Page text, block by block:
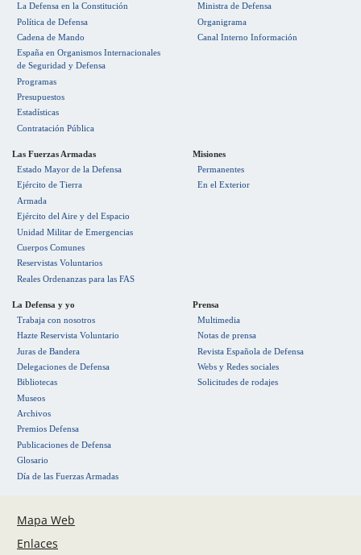
La Defensa en la Constitución
Política de Defensa
Cadena de Mando
España en Organismos Internacionales
de Seguridad y Defensa
Programas
Presupuestos
Estadísticas
Contratación Pública
Ministra de Defensa
Organigrama
Canal Interno Información
Las Fuerzas Armadas
Estado Mayor de la Defensa
Ejército de Tierra
Armada
Ejército del Aire y del Espacio
Unidad Militar de Emergencias
Cuerpos Comunes
Reservistas Voluntarios
Reales Ordenanzas para las FAS
Misiones
Permanentes
En el Exterior
La Defensa y yo
Trabaja con nosotros
Hazte Reservista Voluntario
Juras de Bandera
Delegaciones de Defensa
Bibliotecas
Museos
Archivos
Premios Defensa
Publicaciones de Defensa
Glosario
Día de las Fuerzas Armadas
Prensa
Multimedia
Notas de prensa
Revista Española de Defensa
Webs y Redes sociales
Solicitudes de rodajes
Mapa Web
Enlaces